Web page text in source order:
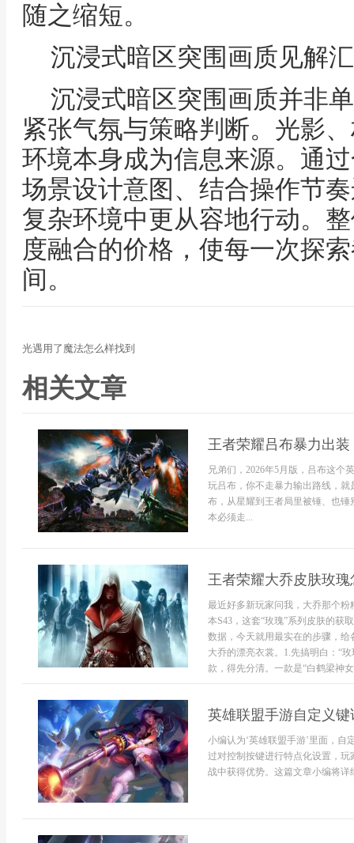
随之缩短。
沉浸式暗区突围画质见解
沉浸式暗区突围画质并非
紧张气氛与策略判断。光影
环境本身成为信息来源。通
场景设计意图、结合操作节
复杂环境中更从容地行动。
度融合的价格，使每一次探
间。
光遇用了魔法怎么样找到
相关文章
王者荣耀吕布暴力出
兄弟们，2026年5月版，吕布这个
玩吕布，你不走暴力输出路线，
布，从星耀到王者局里被锤、也
本必须走...
王者荣耀大乔皮肤玫
最近好多新玩家问我，大乔那个
本S43，这套“玫瑰”系列皮肤的获
数据，今天就用最实在的步骤，
大乔的漂亮衣裳。1.先搞明白：“
款，得先分清。一款是“白鹤梁神女
英雄联盟手游自定义
小编认为‘英雄联盟手游’里面，
过对控制按键进行特点化设置，
战中获得优势。这篇文章小编将